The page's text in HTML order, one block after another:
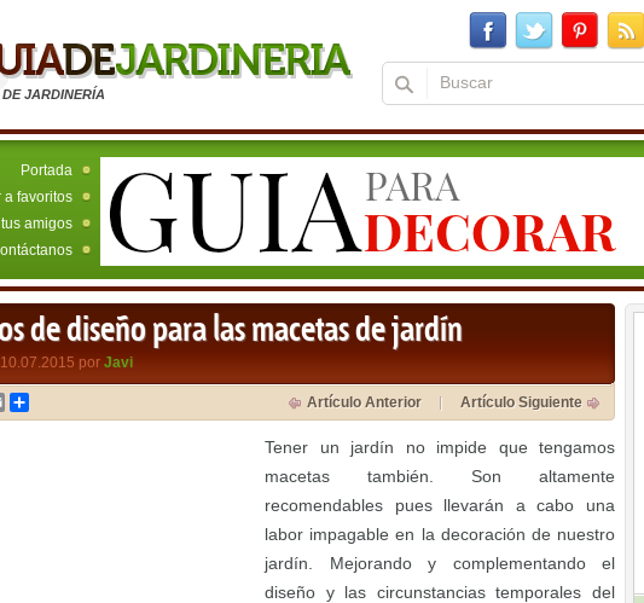
JARDINERÍA
Portada
a favoritos
amigos
de diseño para las macetas de jardín
por Javi
Email Artículo Anterior Artículo Siguiente
Tener un jardín no impide que tengamos
macetas también. Son altamente
recomendables pues llevarán a cabo una
labor impagable en la decoración de nuestro
jardín. Mejorando y complementando el
diseño y las circunstancias temporales del